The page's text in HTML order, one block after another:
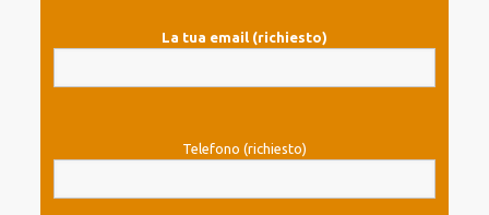
La tua email (richiesto)
Telefono (richiesto)